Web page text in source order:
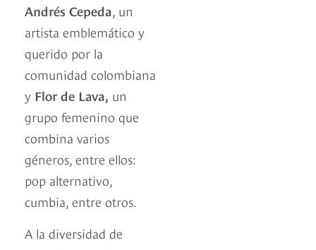
Andrés Cepeda , un
artista emblemático y
querido por la
comunidad colombiana
y Flor de Lava, un
grupo femenino que
combina varios
géneros, entre ellos:
pop alternativo,
cumbia, entre otros.
A la diversidad de